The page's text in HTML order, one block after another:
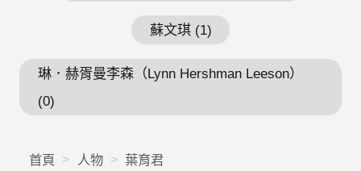
蘇文琪 (1)
琳．赫胥曼李森（Lynn Hershman Leeson）
(0)
首頁 人物 葉育君